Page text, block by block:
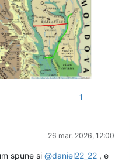
1
26 mar. 2026, 12:00
spune si @daniel22_22 , e